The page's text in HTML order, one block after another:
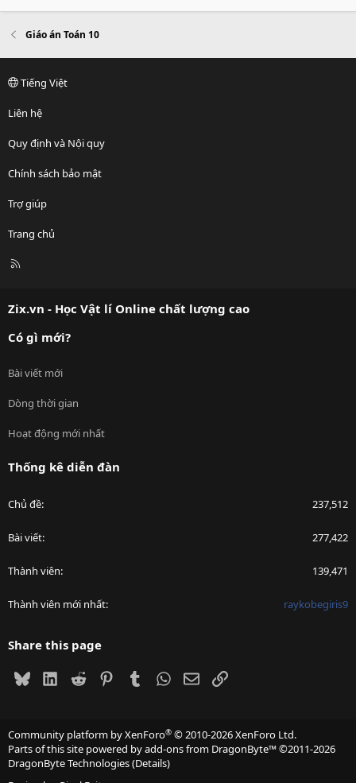
Giáo án Toán 10
Tiếng Việt
Liên hệ
Quy định và Nội quy
Chính sách bảo mật
Trợ giúp
Trang chủ
R
Zix.vn - Học Vật lí Online chất lượng cao
Có gì mới?
Bài viết mới
Dòng thời gian
Hoạt động mới nhất
Thống kê diễn đàn
Chủ đề 237,512
Bài viết 277,422
Thành viên 139,471
Thành viên mới nhất raykobegiris9
Share this page
BlueskyLinkedIn
Reddit PinterestTumblrWhatsApp
EmailLink
Community platform by XenForo® © 2010-2026 XenForo Ltd.
Parts of this site powered byadd-ons from DragonByte™©2011-2026
DragonByte Technologies(Details)